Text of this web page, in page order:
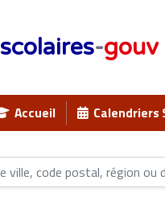
scolaires-gouv
Accueil Calendriers